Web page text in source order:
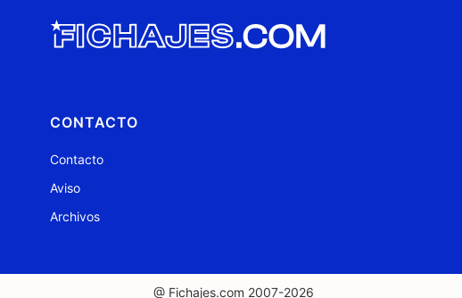
CONTACTO
Contacto
Aviso
Archivos
@ Fichajes.com 2007-2026